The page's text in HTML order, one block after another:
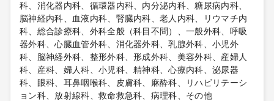
科、消化器内科、循環器内科、内分泌内科、糖尿病内科、
脳神経内科、血液内科、腎臓内科、老人内科、リウマチ内
科、総合診療科、外科全般（科目不問）、一般外科、呼吸
器外科、心臓血管外科、消化器外科、乳腺外科、小児外
科、脳神経外科、整形外科、形成外科、美容外科、産婦人
科、産科、婦人科、小児科、精神科、心療内科、泌尿器
科、眼科、耳鼻咽喉科、皮膚科、麻酔科、リハビリテーシ
ョン科、放射線科、救命救急科、病理科、その他